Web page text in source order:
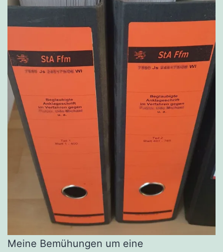
Meine Bemühungen um eine